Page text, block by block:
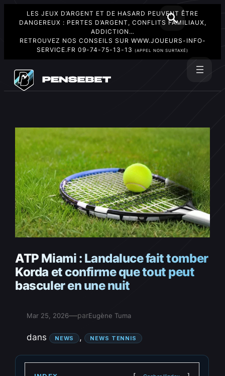
LES JEUX D’ARGENT ET DE HASARD PEUVENT ÊTRE
DANGEREUX : PERTES D’ARGENT, CONFLITS FAMILIAUX,
ADDICTION…
RETROUVEZ NOS CONSEILS SUR WWW.JOUEURS-INFO-
SERVICE.FR 09-74-75-13-13 (APPEL NON SURTAXÉ)
contenu
ATP Miami : Landaluce fait tomber
Korda et confirme que tout peut
basculer en une nuit
Mar 25, 2026—parEugène Tuma
dans NEWS , NEWS TENNIS